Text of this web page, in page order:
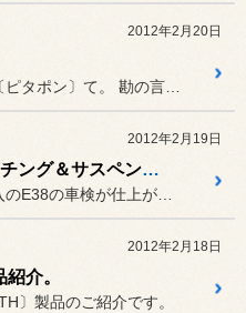
2012年2月20日
2012年2月19日
BMW E38 マッチング＆サスペンション
2012年2月18日
介。
〕製品のご紹介です。